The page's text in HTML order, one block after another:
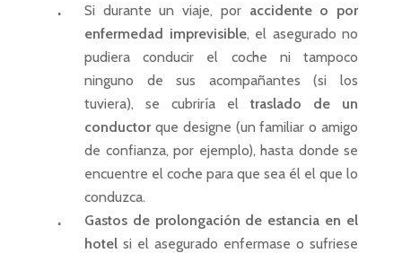
Si durante un viaje, por accidente o por
enfermedad imprevisible, el asegurado no
pudiera conducir el coche ni tampoco
ninguno de sus acompañantes (si los
tuviera), se cubriría el traslado de un
conductorque designe (un familiar o amigo
de confianza, por ejemplo), hasta donde se
encuentre el coche para que sea él el que lo
conduzca.
Gastos de prolongación de estancia en el
hotel si el asegurado enfermase o sufriese